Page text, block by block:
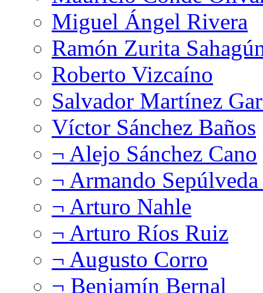
Miguel Ángel Rivera
Ramón Zurita
Roberto Vizcaíno
Salvador Martínez
Víctor Sánchez Baños
¬ Alejo Sánchez Cano
¬ Armando
¬ Arturo Nahle
¬ Arturo Ríos Ruiz
¬ Augusto Corro
¬ Benjamín Bernal